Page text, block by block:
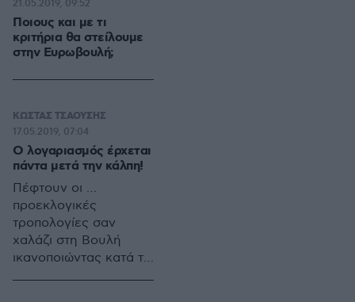
Μεσογειακού
Πανεπιστημίου.
Ποιους και με τι
κριτήρια θα στείλουμε
στην Ευρωβουλή;
21.05.2019, 09:52
ΚΩΣΤΑΣ ΤΣΑΟΥΣΗΣ
Ο λογαριασμός έρχεται
πάντα μετά την κάλπη!
Πέφτουν οι …
προεκλογικές
τροπολογίες σαν
χαλάζι στη Βουλή
ικανοποιώντας κατά το
17.05.2019, 07:04